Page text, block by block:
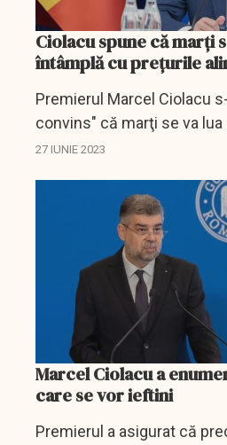
Ciolacu spune că marți
întâmplă cu prețurile
Premierul Marcel Ciolacu
convins" că marţi se va
ce priveşte preţurile la
27 IUNIE 2023
Marcel Ciolacu a
care se vor ieftini
Premierul a asigurat că